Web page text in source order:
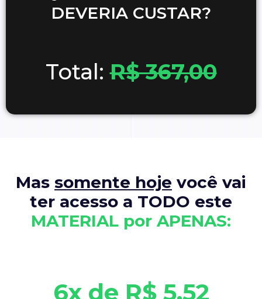
DEVERIA CUSTAR?
Total:R$ 367,00
Mas somente hoje você vai
ter acesso a TODO este
MATERIAL por APENAS:
6x de R$ 5,52